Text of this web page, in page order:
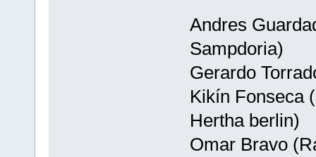
Andres
Sampdoria)
Gerardo
Kikín Fonseca
Hertha berlin)
Omar Bravo